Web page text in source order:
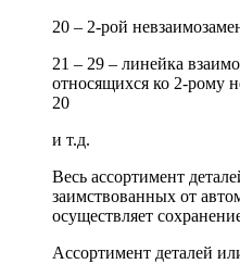
20 – 2-рой
21 – 29 – линейка
относящихся ко 2-рому
20
и т.д.
Весь ассортимент
заимствованных от
осуществляет
Ассортимент деталей